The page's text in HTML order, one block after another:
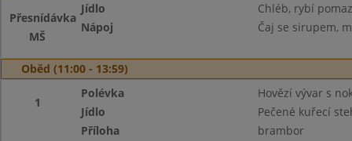
Přesnídávka
MŠ
Jídlo
Chléb, rybí
Nápoj
Čaj se sirupem,
Oběd (11:00 - 13:59)
1
Polévka
Hovězí vývar s
Jídlo
Pečené kuřecí
Příloha
brambor